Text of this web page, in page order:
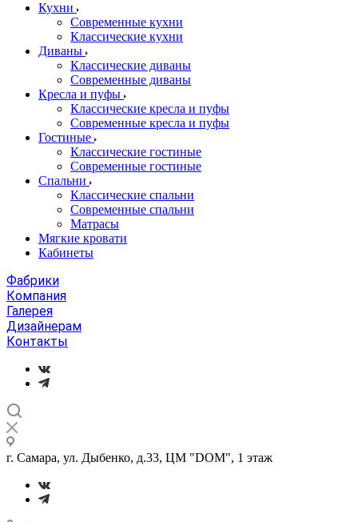
Кухни
Современные кухни
Классические кухни
Диваны
Классические диваны
Современные диваны
Кресла и пуфы
Классические кресла и пуфы
Современные кресла и пуфы
Гостиные
Классические гостиные
Современные гостиные
Спальни
Классические спальни
Современные спальни
Матрасы
Мягкие кровати
Кабинеты
Фабрики
Компания
Галерея
Дизайнерам
Контакты
г. Самара, ул. Дыбенко, д.33, ЦМ "DOM", 1 этаж